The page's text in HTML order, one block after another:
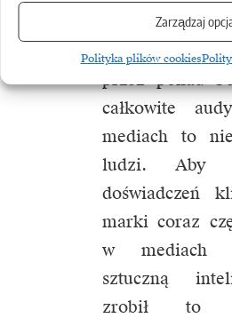
Zarządzaj
Polityka plików cookies
Ta
na
przez ponad
całkowite
mediach to
ludzi. Aby
doświadczeń
marki coraz
w mediach
sztuczną
zrobił to